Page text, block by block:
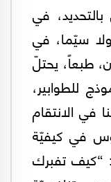
في
ولا سيّما، في
طبعاً، يحتلّ
للطوابير،
في الانتقام
في كيفيّة
“كيف تفبرك